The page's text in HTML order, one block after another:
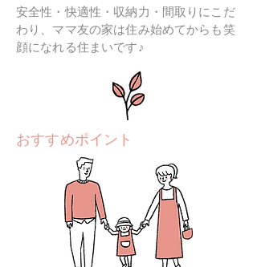
おすすめポイント
安全性・快適性・収納力・間取りにこだ
わり、ママ友の家は住み始めてからも笑
顔になれる住まいです♪